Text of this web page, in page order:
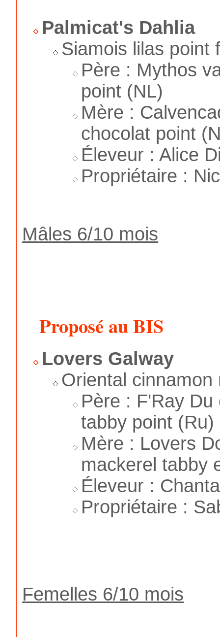
Palmicat's Dahlia
Siamois lilas point
Père : Mythos
point (NL)
Mère :
chocolat point
Éleveur : Alice
Propriétaire :
Mâles 6/10 mois
Proposé au BIS
Lovers Galway
Oriental
Père : F'Ray
tabby point (Ru)
Mère : Lovers
mackerel tabby
Éleveur :
Propriétaire :
Femelles 6/10 mois